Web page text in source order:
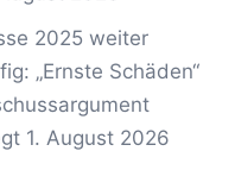
2025 weiter
„Ernste Schäden“
1. August 2026